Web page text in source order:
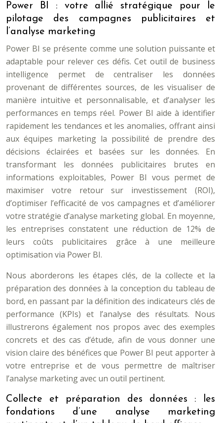
Power BI : votre allié stratégique pour le
pilotage des campagnes publicitaires et
l’analyse marketing
Power BI se présente comme une solution puissante et
adaptable pour relever ces défis. Cet outil de business
intelligence permet de centraliser les données
provenant de différentes sources, de les visualiser de
manière intuitive et personnalisable, et d’analyser les
performances en temps réel. Power BI aide à identifier
rapidement les tendances et les anomalies, offrant ainsi
aux équipes marketing la possibilité de prendre des
décisions éclairées et basées sur les données. En
transformant les données publicitaires brutes en
informations exploitables, Power BI vous permet de
maximiser votre retour sur investissement (ROI),
d’optimiser l’efficacité de vos campagnes et d’améliorer
votre stratégie d’analyse marketing global. En moyenne,
les entreprises constatent une réduction de 12% de
leurs coûts publicitaires grâce à une meilleure
optimisation via Power BI.
Nous aborderons les étapes clés, de la collecte et la
préparation des données à la conception du tableau de
bord, en passant par la définition des indicateurs clés de
performance (KPIs) et l’analyse des résultats. Nous
illustrerons également nos propos avec des exemples
concrets et des cas d’étude, afin de vous donner une
vision claire des bénéfices que Power BI peut apporter à
votre entreprise et de vous permettre de maîtriser
l’analyse marketing avec un outil pertinent.
Collecte et préparation des données : les
fondations d’une analyse marketing